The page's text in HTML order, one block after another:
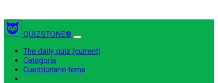
QUIZSTONE®
The daily quiz (current)
Categoría
Cuestionario tema